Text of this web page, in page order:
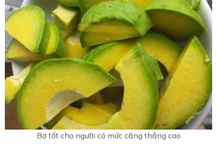
Bơ tốt cho người có mức căng thẳng cao